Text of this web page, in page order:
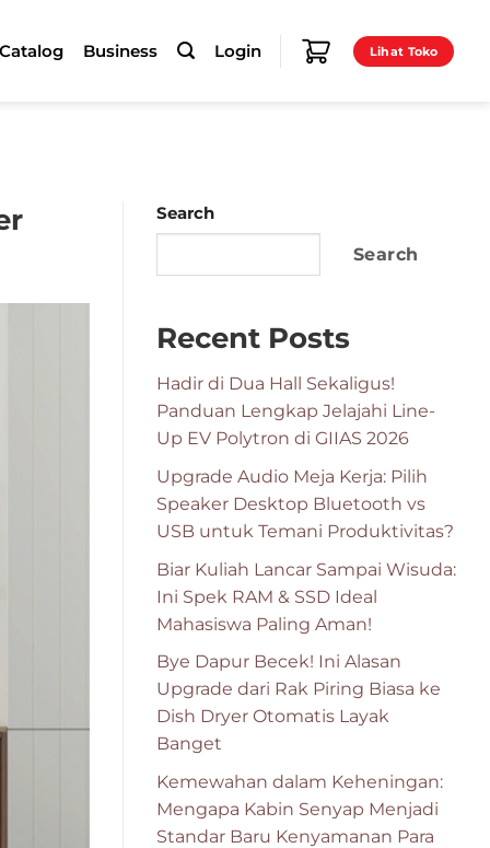
Business Login Lihat Toko
Search
Search
Recent Posts
Hadir di Dua Hall Sekaligus!
Panduan Lengkap Jelajahi Line-
Up EV Polytron di GIIAS 2026
Upgrade Audio Meja Kerja: Pilih
Speaker Desktop Bluetooth vs
USB untuk Temani Produktivitas?
Biar Kuliah Lancar Sampai Wisuda:
Ini Spek RAM & SSD Ideal
Mahasiswa Paling Aman!
Bye Dapur Becek! Ini Alasan
Upgrade dari Rak Piring Biasa ke
Dish Dryer Otomatis Layak
Banget
Kemewahan dalam Keheningan:
Mengapa Kabin Senyap Menjadi
Standar Baru Kenyamanan Para